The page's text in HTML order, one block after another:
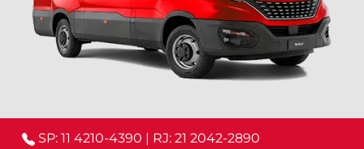
SP: 11 4210-4390 | RJ: 21 2042-2890